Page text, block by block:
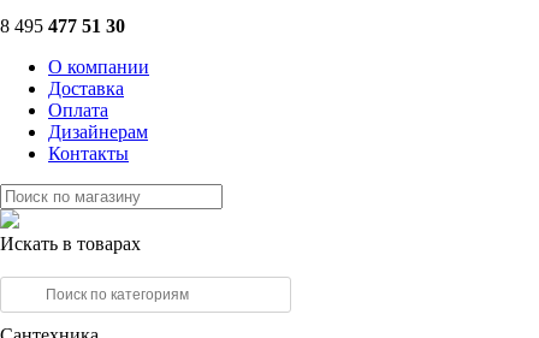
8 495 477 51 30
О компании
Доставка
Оплата
Дизайнерам
Контакты
Искать в товарах